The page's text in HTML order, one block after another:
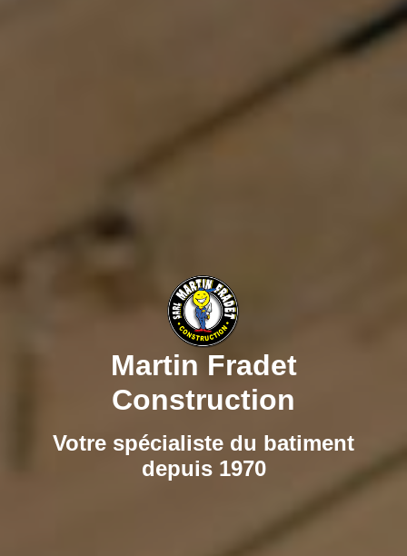
Martin Fradet
Construction
Votre spécialiste du batiment
depuis 1970